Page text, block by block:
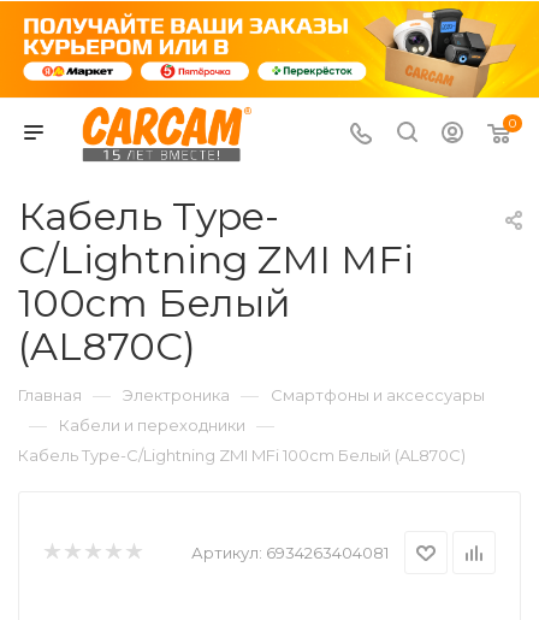
0
Кабель Type-
C/Lightning ZMI MFi
100cm Белый
(AL870C)
Главная — Электроника — Смартфоны и аксессуары
— Кабели и переходники —
Кабель Type-C/Lightning ZMI MFi 100cm Белый (AL870C)
Артикул: 6934263404081